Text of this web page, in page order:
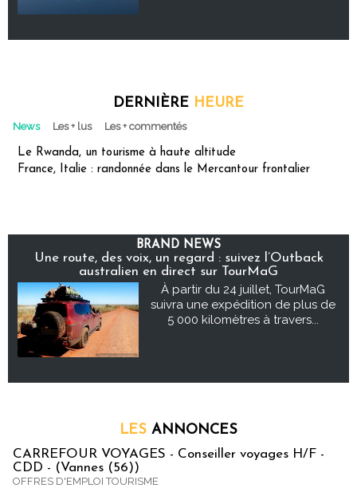
DERNIÈRE HEURE
News Les + lus Les + commentés
Le Rwanda, un tourisme à haute altitude
France, Italie : randonnée dans le Mercantour frontalier
BRAND NEWS
Une route, des voix, un regard : suivez l’Outback
australien en direct sur TourMaG
À partir du 24 juillet, TourMaG
suivra une expédition de plus de
5 000 kilomètres à travers...
LES ANNONCES
CARREFOUR VOYAGES - Conseiller voyages H/F -
CDD - (Vannes (56))
OFFRES D'EMPLOI TOURISME